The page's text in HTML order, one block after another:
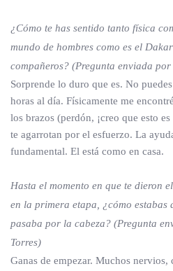
¿Cómo te has sentido tanto física
mundo de hombres como es el
compañeros? (Pregunta enviada
Sorprende lo duro que es. No
horas al día. Físicamente me
los brazos (perdón, ¡creo que esto
te agarrotan por el esfuerzo. La
fundamental. El está como en casa.
Hasta el momento en que te dieron
en la primera etapa, ¿cómo estabas
pasaba por la cabeza? (Pregunta
Torres)
Ganas de empezar. Muchos nervios,